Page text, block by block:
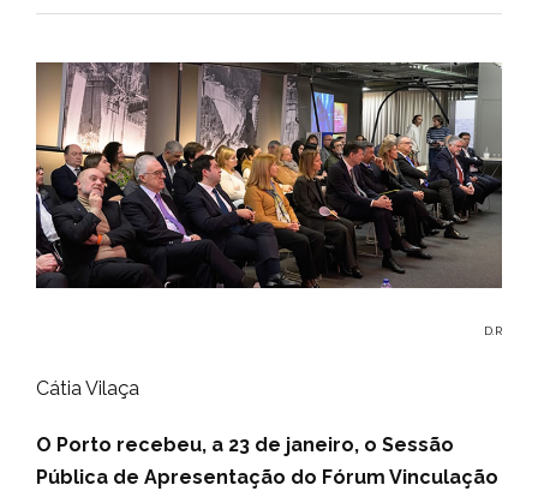
D.R
Cátia Vilaça
O Porto recebeu, a 23 de janeiro, o Sessão
Pública de Apresentação do Fórum Vinculação